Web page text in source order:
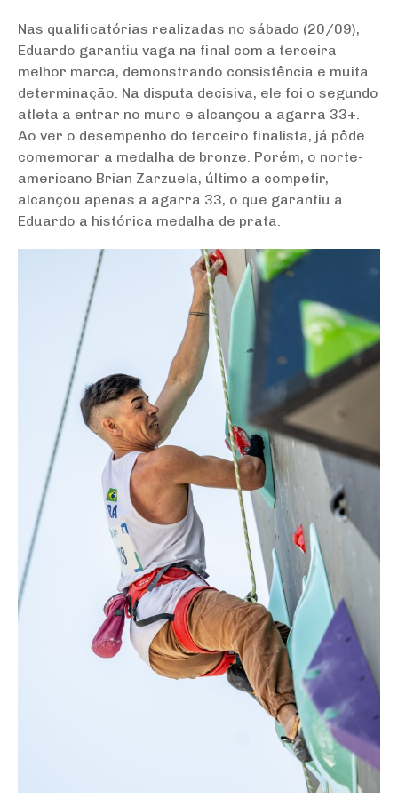
Nas qualificatórias realizadas no sábado (20/09),
Eduardo garantiu vaga na final com a terceira
melhor marca, demonstrando consistência e muita
determinação. Na disputa decisiva, ele foi o segundo
atleta a entrar no muro e alcançou a agarra 33+.
Ao ver o desempenho do terceiro finalista, já pôde
comemorar a medalha de bronze. Porém, o norte-
americano Brian Zarzuela, último a competir,
alcançou apenas a agarra 33, o que garantiu a
Eduardo a histórica medalha de prata.